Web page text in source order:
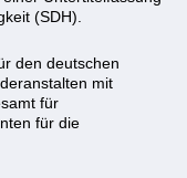
(SDH).
den deutschen
mit
für
für die